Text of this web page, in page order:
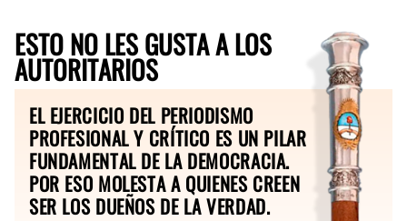
ESTO NO LES GUSTA A LOS
AUTORITARIOS
EL EJERCICIO DEL PERIODISMO
PROFESIONAL Y CRÍTICO ES UN PILAR
FUNDAMENTAL DE LA DEMOCRACIA.
POR ESO MOLESTA A QUIENES CREEN
SER LOS DUEÑOS DE LA VERDAD.